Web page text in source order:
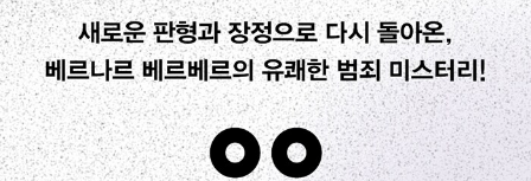
『드라큘라』, 파트리크 모디아노의 『우리 아빠는 엉뚱해』, 장자크 상
페의 『속 깊은 이성 친구』, 에리크 오르세나의 『오래오래』, 『두 해 여
름』, 마르셀 에메의 『벽으로 드나드는 남자』, 장크리스토프 그랑제의
『늑대의 제국』, 『검은 선』, 『미세레레』, 드니 게즈의 『머리털자리』, 네
주 시노의 『슬픈 호랑이』 등이 있다.